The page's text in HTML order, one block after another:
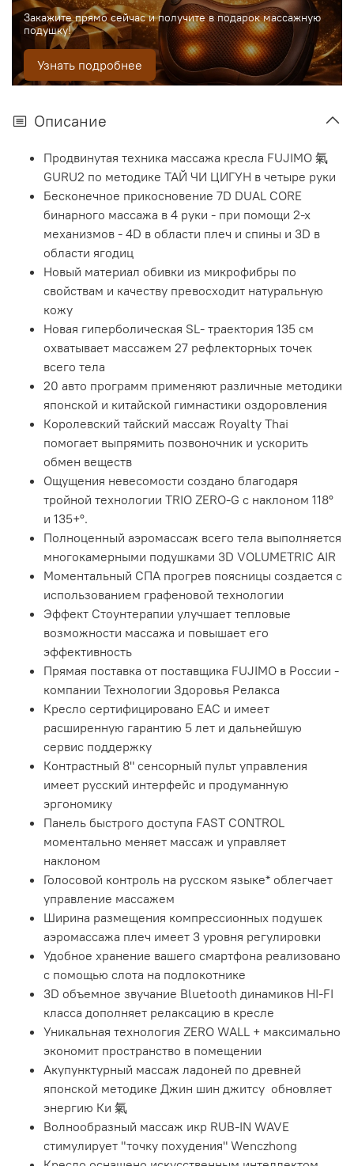
Закажите прямо сейчас и получите в подарок массажную
подушку!
Узнать подробнее
Описание
Продвинутая техника массажа кресла FUJIMO 氣
GURU2 по методике ТАЙ ЧИ ЦИГУН в четыре руки
Бесконечное прикосновение 7D DUAL CORE
бинарного массажа в 4 руки - при помощи 2-х
механизмов - 4D в области плеч и спины и 3D в
области ягодиц
Новый материал обивки из микрофибры по
свойствам и качеству превосходит натуральную
кожу
Новая гиперболическая SL- траектория 135 см
охватывает массажем 27 рефлекторных точек
всего тела
20 авто программ применяют различные методики
японской и китайской гимнастики оздоровления
Королевский тайский массаж Royalty Thai
помогает выпрямить позвоночник и ускорить
обмен веществ
Ощущения невесомости создано благодаря
тройной технологии TRIO ZERO-G с наклоном 118°
и 135+°.
Полноценный аэромассаж всего тела выполняется
многокамерными подушками 3D VOLUMETRIC AIR
Моментальный СПА прогрев поясницы создается с
использованием графеновой технологии
Эффект Стоунтерапии улучшает тепловые
возможности массажа и повышает его
эффективность
Прямая поставка от поставщика FUJIMO в России -
компании Технологии Здоровья Релакса
Кресло сертифицировано EAC и имеет
расширенную гарантию 5 лет и дальнейшую
сервис поддержку
Контрастный 8" сенсорный пульт управления
имеет русский интерфейс и продуманную
эргономику
Панель быстрого доступа FAST CONTROL
моментально меняет массаж и управляет
наклоном
Голосовой контроль на русском языке* облегчает
управление массажем
Ширина размещения компрессионных подушек
аэромассажа плеч имеет 3 уровня регулировки
Удобное хранение вашего смартфона реализовано
с помощью слота на подлокотнике
3D объемное звучание Bluetooth динамиков HI-FI
класса дополняет релаксацию в кресле
Уникальная технология ZERO WALL + максимально
экономит пространство в помещении
Акупунктурный массаж ладоней по древней
японской методике Джин шин джитсу обновляет
энергию Ки 氣
Волнообразный массаж икр RUB-IN WAVE
стимулирует "точку похудения" Wenczhong